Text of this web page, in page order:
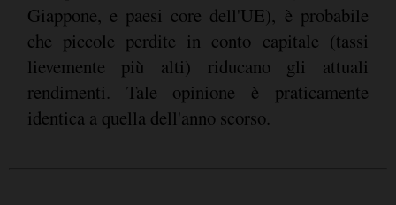
Giappone, e paesi core dell'UE), è probabile
che piccole perdite in conto capitale (tassi
lievemente più alti) riducano gli attuali
rendimenti. Tale opinione è praticamente
identica a quella dell'anno scorso.